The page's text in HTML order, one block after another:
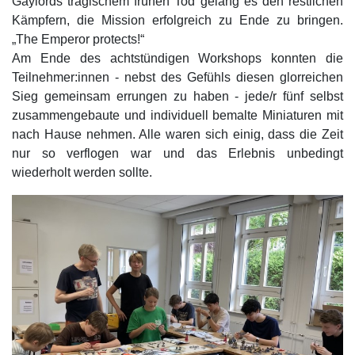
Kämpfern, die Mission erfolgreich zu Ende zu bringen.
„The Emperor protects!“
Am Ende des achtstündigen Workshops konnten die
Teilnehmer:innen - nebst des Gefühls diesen glorreichen
Sieg gemeinsam errungen zu haben - jede/r fünf selbst
zusammengebaute und individuell bemalte Miniaturen mit
nach Hause nehmen. Alle waren sich einig, dass die Zeit
nur so verflogen war und das Erlebnis unbedingt
wiederholt werden sollte.